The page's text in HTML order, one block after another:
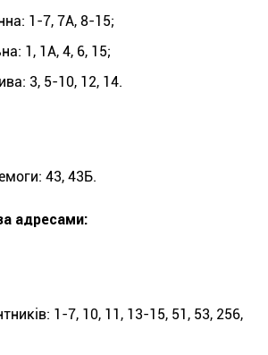
1-7, 7А, 8-15;
1, 1А, 4, 6, 15;
3, 5-10, 12, 14.
43, 43Б.
адресами:
1-7, 10, 11, 13-15, 51, 53, 256,